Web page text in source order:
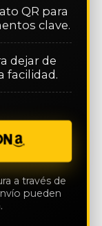
QR para
clave.
dejar de
facilidad.
a través de
pueden